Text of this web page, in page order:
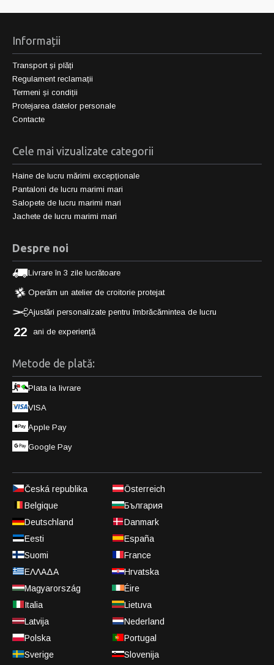
Informații
Transport și plăți
Regulament reclamații
Termeni și condiții
Protejarea datelor personale
Contacte
Cele mai vizualizate categorii
Haine de lucru mărimi excepționale
Pantaloni de lucru marimi mari
Salopete de lucru marimi mari
Jachete de lucru marimi mari
Despre noi
Livrare în 3 zile lucrătoare
Operăm un atelier de croitorie protejat
Ajustări personalizate pentru îmbrăcămintea de lucru
22 ani de experiență
Metode de plată:
Plata la livrare
VISA
Apple Pay
Google Pay
Česká republika
Österreich
Belgique
България
Deutschland
Danmark
Eesti
España
Suomi
France
ΕΛΛΑΔΑ
Hrvatska
Magyarország
Éire
Italia
Lietuva
Latvija
Nederland
Polska
Portugal
Sverige
Slovenija